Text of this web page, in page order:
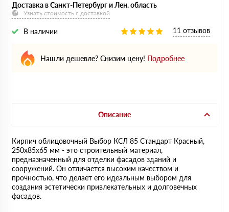
Доставка в Санкт-Петербург и Лен. область
Узнать стоимость с доставкой
В наличии 11 отзывов
Нашли дешевле? Снизим цену! Подробнее
Описание
Кирпич облицовочный Выбор КСЛ 85 Стандарт Красный,
250х85х65 мм - это строительный материал,
предназначенный для отделки фасадов зданий и
сооружений. Он отличается высоким качеством и
прочностью, что делает его идеальным выбором для
создания эстетически привлекательных и долговечных
фасадов.